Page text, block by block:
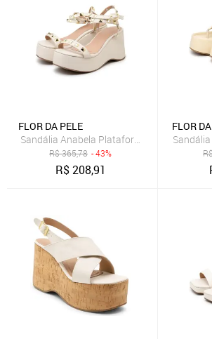
FLOR DA PELE
Sandália Anabela
R$365,78 - 43%
R$208,91
FLOR